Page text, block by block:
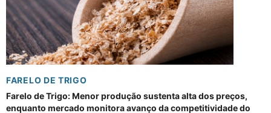
FARELO DE TRIGO
Farelo de Trigo: Menor produção sustenta alta dos preços,
enquanto mercado monitora avanço da competitividade do